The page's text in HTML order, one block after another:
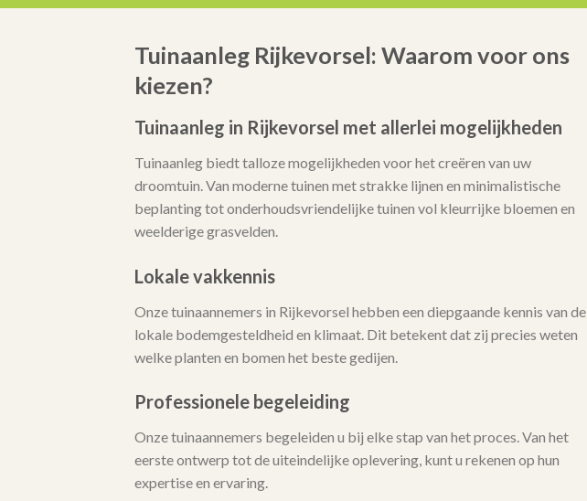
Tuinaanleg Rijkevorsel: Waarom voor ons
kiezen?
Tuinaanleg in Rijkevorsel met allerlei mogelijkheden
Tuinaanleg biedt talloze mogelijkheden voor het creëren van uw
droomtuin. Van moderne tuinen met strakke lijnen en minimalistische
beplanting tot onderhoudsvriendelijke tuinen vol kleurrijke bloemen en
weelderige grasvelden.
Lokale vakkennis
Onze tuinaannemers in Rijkevorsel hebben een diepgaande kennis van de
lokale bodemgesteldheid en klimaat. Dit betekent dat zij precies weten
welke planten en bomen het beste gedijen.
Professionele begeleiding
Onze tuinaannemers begeleiden u bij elke stap van het proces. Van het
eerste ontwerp tot de uiteindelijke oplevering, kunt u rekenen op hun
expertise en ervaring.